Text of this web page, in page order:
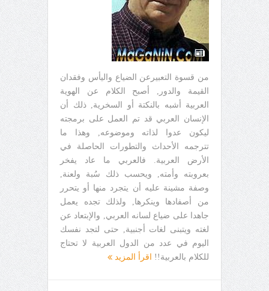
من قسوة التعبيرعن الضياع واليأس وفقدان
القيمة والدور, أصبح الكلام عن الهوية
العربية أشبه بالنكتة أو السخرية, ذلك أن
الإنسان العربي قد تم العمل على برمجته
ليكون عدوا لذاته وموضوعه, وهذا ما
تترجمه الأحداث والتطورات الحاصلة في
الأرض العربية. فالعربي ما عاد يفخر
بعروبته وأمته, ويحسب ذلك سُبة ولعنة,
وصفة مشينة عليه أن يتجرد منها أو يتحرر
من أصفادها وينكرها, ولذلك تجده يعمل
جاهدا على ضياع لسانه العربي, والإبتعاد عن
لغته ويتبنى لغات أجنبية, حتى لتجد نفسك
اليوم في عدد من الدول العربية لا تحتاج
للكلام بالعربية!!
اقرأ المزيد